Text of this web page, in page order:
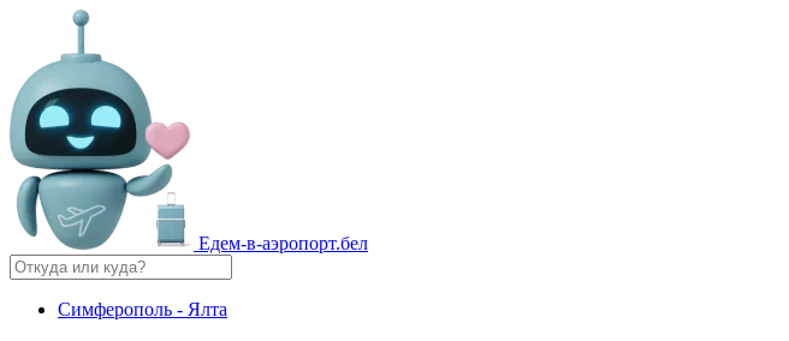
Едем-в-аэропорт.бел
Симферополь - Ялта